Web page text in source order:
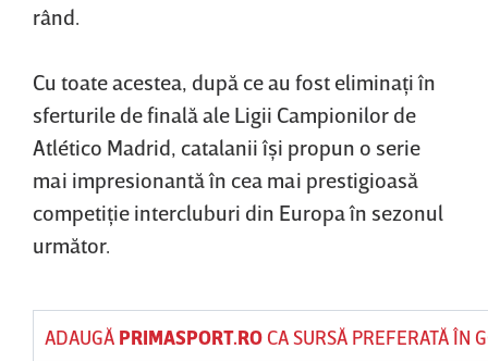
rând.
Cu toate acestea, după ce au fost eliminaţi în
sferturile de finală ale Ligii Campionilor de
Atlético Madrid, catalanii îşi propun o serie
mai impresionantă în cea mai prestigioasă
competiţie intercluburi din Europa în sezonul
următor.
ADAUGĂ PRIMASPORT.ROCA SURSĂ PREFERATĂ ÎN